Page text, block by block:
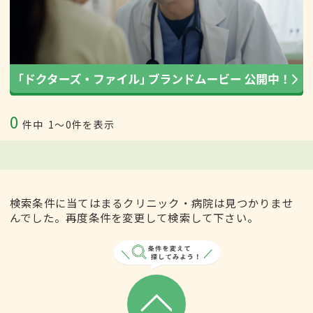
0 件中 1〜0件を表示
検索条件に当てはまるクリニック・病院は見つかりませ
んでした。再度条件を変更して検索して下さい。